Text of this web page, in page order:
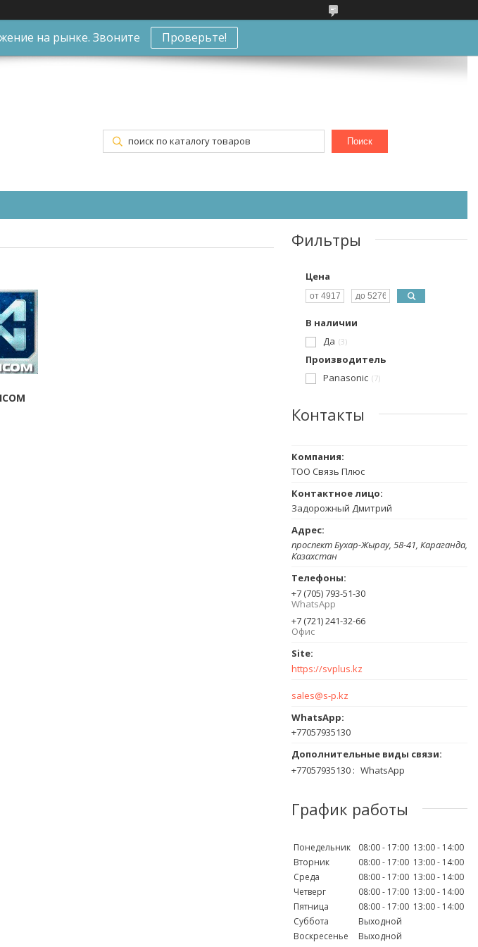
на рынке. Звоните Проверьте!
Поиск
Фильтры
Цена
В наличии
Да
3
Производитель
Panasonic 7
Контакты
ТОО Связь Плюс
Задорожный Дмитрий
проспект Бухар-Жырау, 58-41, Караганда,
Казахстан
+7 (705) 793-51-30
WhatsApp
+7 (721) 241-32-66
Офис
https://svplus.kz
sales@s-p.kz
+77057935130
+77057935130 WhatsApp
График работы
Понедельник 08:00 17:00 13:00
14:00
Вторник
08:00 17:00 13:00
14:00
Среда
08:00 17:00 13:00
14:00
Четверг
08:00 17:00 13:00
14:00
Пятница
08:00 17:00 13:00
14:00
Суббота
Выходной
Воскресенье
Выходной